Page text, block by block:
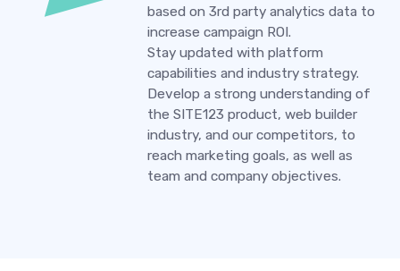
based on 3rd party analytics data to
increase campaign ROI.
Stay updated with platform
capabilities and industry strategy.
Develop a strong understanding of
the SITE123 product, web builder
industry, and our competitors, to
reach marketing goals, as well as
team and company objectives.